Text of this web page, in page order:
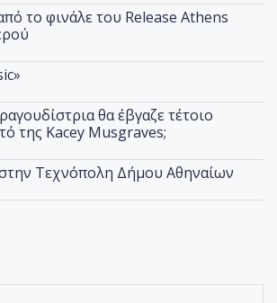
το φινάλε του Release Athens
θα έβγαζε τέτοιο
της Kacey Musgraves;
Τεχνόπολη Δήμου Αθηναίων